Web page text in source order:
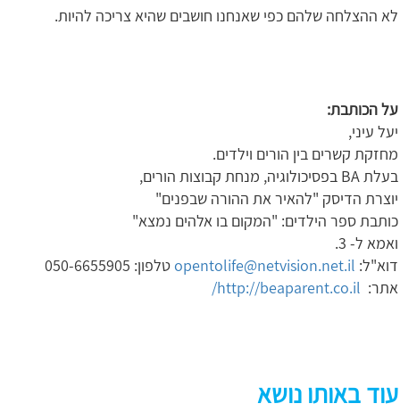
לא ההצלחה שלהם כפי שאנחנו חושבים שהיא צריכה להיות.
על הכותבת:
יעל עיני,
מחזקת קשרים בין הורים וילדים.
בעלת BA בפסיכולוגיה, מנחת קבוצות הורים,
יוצרת הדיסק "להאיר את ההורה שבפנים"
כותבת ספר הילדים: "המקום בו אלהים נמצא"
ואמא ל- 3.
דוא"ל: opentolife@netvision.net.ilטלפון: 050-6655905
אתר: http://beaparent.co.il/
עוד באותו נושא